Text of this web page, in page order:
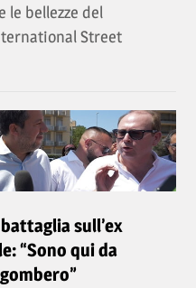
le bellezze del
Street
sull’ex
“Sono qui da